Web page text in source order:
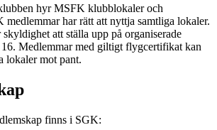
hyr MSFK klubblokaler och
medlemmar har rätt att nyttja samtliga lokaler.
att ställa upp på organiserade
16. Medlemmar med giltigt flygcertifikat kan
lokaler mot pant.
finns i SGK: